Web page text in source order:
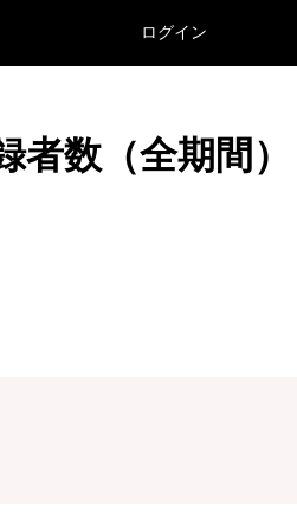
ログイン
数（全期間）